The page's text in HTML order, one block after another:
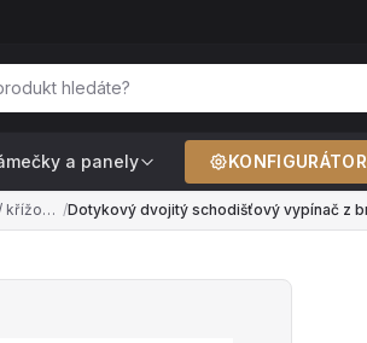
a panely KONFIGURÁTOR
Dvojité schodišťové / křížové — pro ovládání 2 světel ze 2+ míst (řazení č.6+6, č.7+7) /